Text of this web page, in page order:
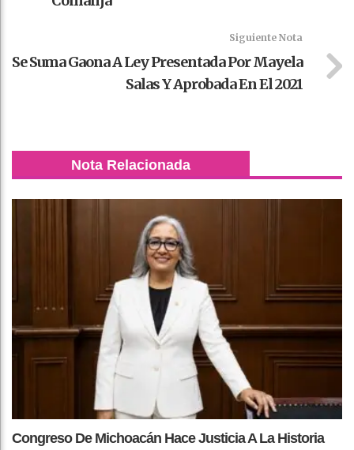
Siguiente Nota
Se Suma Gaona A Ley Presentada Por Mayela
Salas Y Aprobada En El 2021
Nota Relacionada
Congreso De Michoacán Hace Justicia A La Historia